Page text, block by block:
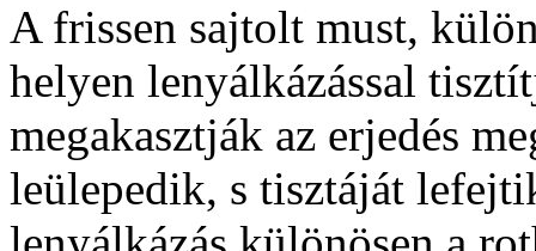
A frissen sajtolt must,
helyen lenyálkázással
megakasztják az erjedés
leülepedik, s tisztáját